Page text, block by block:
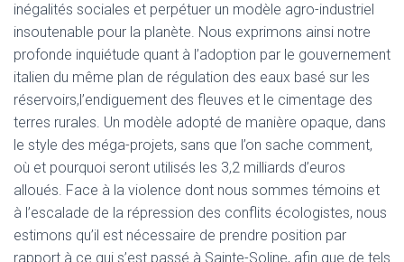
inégalités sociales et perpétuer un modèle agro-industriel
insoutenable pour la planète. Nous exprimons ainsi notre
profonde inquiétude quant à l’adoption par le gouvernement
italien du même plan de régulation des eaux basé sur les
réservoirs,l’endiguement des fleuves et le cimentage des
terres rurales. Un modèle adopté de manière opaque, dans
le style des méga-projets, sans que l’on sache comment,
où et pourquoi seront utilisés les 3,2 milliards d’euros
alloués. Face à la violence dont nous sommes témoins et
à l’escalade de la répression des conflits écologistes, nous
estimons qu’il est nécessaire de prendre position par
rapport à ce qui s’est passé à Sainte-Soline, afin que de tels